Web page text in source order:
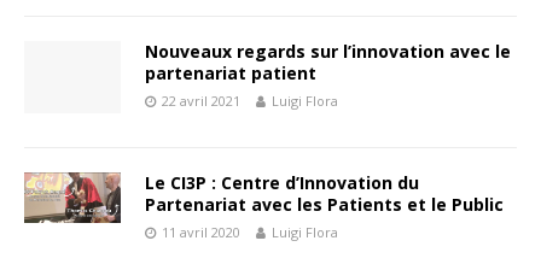
Nouveaux regards sur l’innovation avec le
partenariat patient
22 avril 2021 Luigi Flora
Le CI3P : Centre d’Innovation du
Partenariat avec les Patients et le Public
11 avril 2020 Luigi Flora